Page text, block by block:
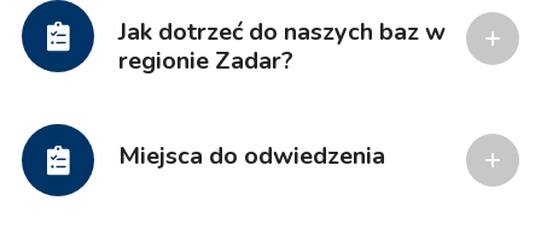
Jak dotrzeć do naszych baz w
regionie Zadar?
Miejsca do odwiedzenia